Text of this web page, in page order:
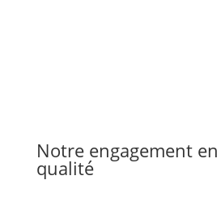
Notre engagement
qualité